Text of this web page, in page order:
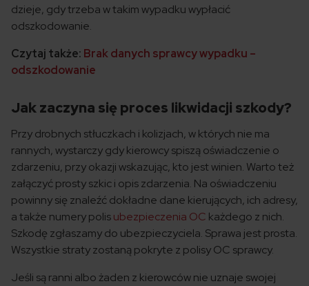
dzieje, gdy trzeba w takim wypadku wypłacić
odszkodowanie.
Czytaj także: Brak danych sprawcy wypadku –
odszkodowanie
Jak zaczyna się proces likwidacji szkody?
Przy drobnych stłuczkach i kolizjach, w których nie ma
rannych, wystarczy gdy kierowcy spiszą oświadczenie o
zdarzeniu, przy okazji wskazując, kto jest winien. Warto też
załączyć prosty szkic i opis zdarzenia. Na oświadczeniu
powinny się znaleźć dokładne dane kierujących, ich adresy,
a także numery polisubezpieczenia OC każdego z nich.
Szkodę zgłaszamy do ubezpieczyciela. Sprawa jest prosta.
Wszystkie straty zostaną pokryte z polisy OC sprawcy.
Jeśli są ranni albo żaden z kierowców nie uznaje swojej